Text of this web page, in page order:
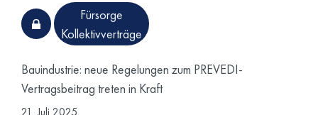
Fürsorge
Kollektivverträge
Bauindustrie: neue Regelungen zum PREVEDI-
Vertragsbeitrag treten in Kraft
21. Juli 2025